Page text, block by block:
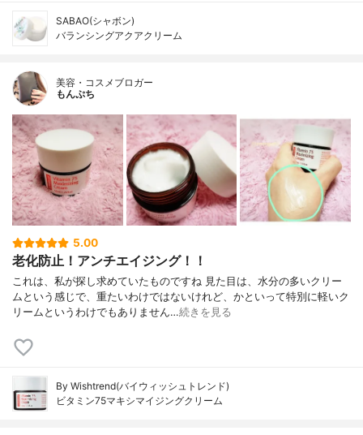
SABAO(シャボン)
バランシングアクアクリーム
美容・コスメブロガー
もんぷち
5.00
老化防止！アンチエイジング！！
これは、私が探し求めていたものですね 見た目は、水分の多いクリー
ムという感じで、重たいわけではないけれど、かといって特別に軽いク
リームというわけでもありません…続きを見る
By Wishtrend(バイウィッシュトレンド)
ビタミン75マキシマイジングクリーム